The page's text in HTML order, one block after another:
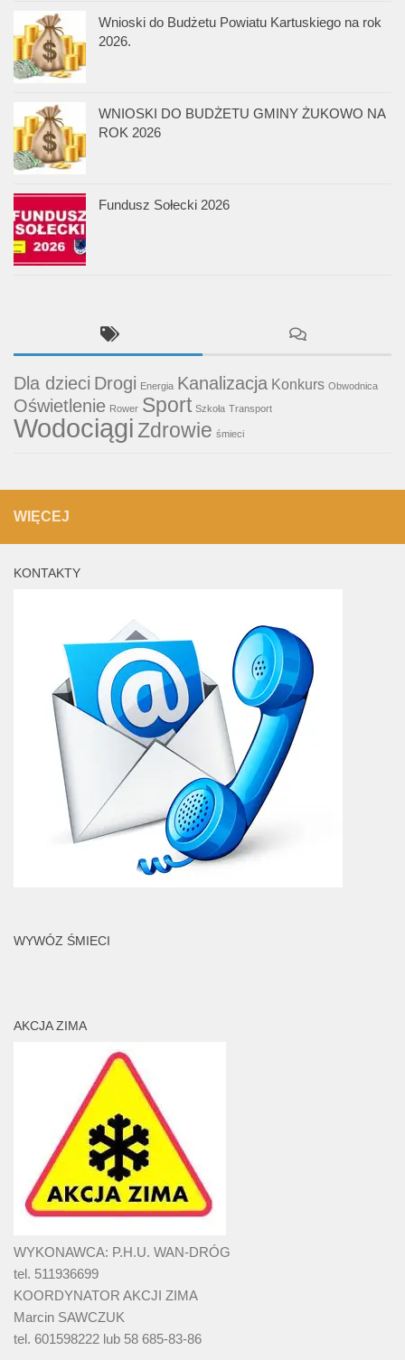
Wnioski do Budżetu Powiatu Kartuskiego na rok
2026.
WNIOSKI DO BUDŻETU GMINY ŻUKOWO NA
ROK 2026
Fundusz Sołecki 2026
Dla dzieci Drogi Energia Kanalizacja Konkurs Obwodnica
Oświetlenie Rower Sport Szkoła Transport
WodociągiZdrowie śmieci
WIĘCEJ
KONTAKTY
WYWÓZ ŚMIECI
AKCJA ZIMA
WYKONAWCA: P.H.U. WAN-DRÓG
tel. 511936699
KOORDYNATOR AKCJI ZIMA
Marcin SAWCZUK
tel. 601598222 lub 58 685-83-86